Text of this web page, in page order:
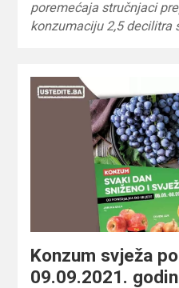
poremećaja stručnjaci
konzumaciju 2,5 decilitra
Konzum svježa
09.09.2021.